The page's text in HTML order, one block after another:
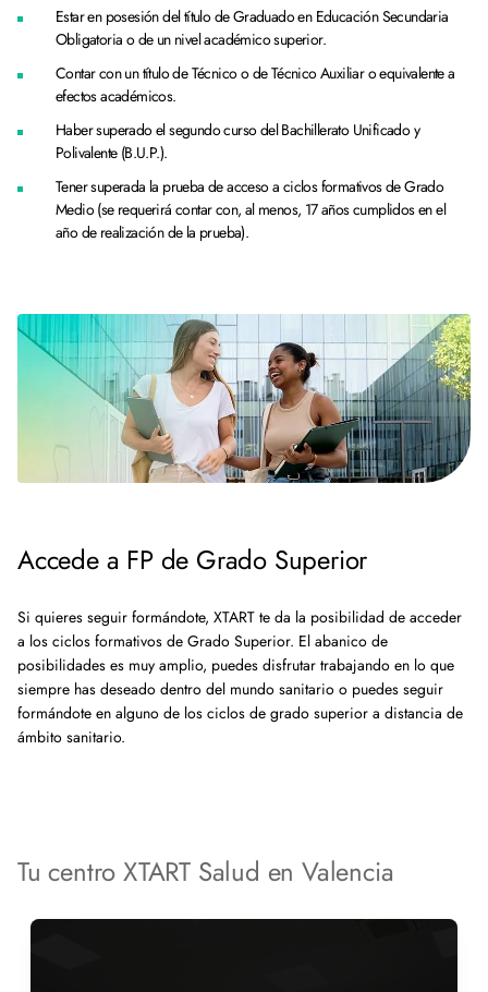
Estar en posesión del título de Graduado en Educación Secundaria
Obligatoria o de un nivel académico superior.
Contar con un título de Técnico o de Técnico Auxiliar o equivalente a
efectos académicos.
Haber superado el segundo curso del Bachillerato Unificado y
Polivalente (B.U.P.).
Tener superada la prueba de acceso a ciclos formativos de Grado
Medio (se requerirá contar con, al menos, 17 años cumplidos en el
año de realización de la prueba).
Accede a FP de Grado Superior
Si quieres seguir formándote, XTART te da la posibilidad de acceder
a los ciclos formativos de Grado Superior. El abanico de
posibilidades es muy amplio, puedes disfrutar trabajando en lo que
siempre has deseado dentro del mundo sanitario o puedes seguir
formándote en alguno de los ciclos de grado superior a distancia de
ámbito sanitario.
Tu centro XTART Salud en Valencia